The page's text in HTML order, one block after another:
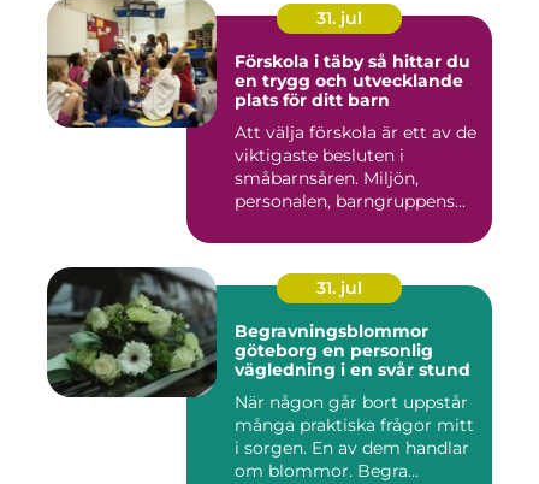
31. jul
Förskola i täby så hittar du
en trygg och utvecklande
plats för ditt barn
Att välja förskola är ett av de
viktigaste besluten i
småbarnsåren. Miljön,
personalen, barngruppens...
31. jul
Begravningsblommor
göteborg en personlig
vägledning i en svår stund
När någon går bort uppstår
många praktiska frågor mitt
i sorgen. En av dem handlar
om blommor. Begra...